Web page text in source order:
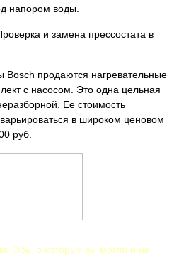
напором воды.
и замена прессостата в
продаются нагревательные
с насосом. Это одна цельная
Ее стоимость
в широком ценовом
руб.
Обь, о которых вы могли и не